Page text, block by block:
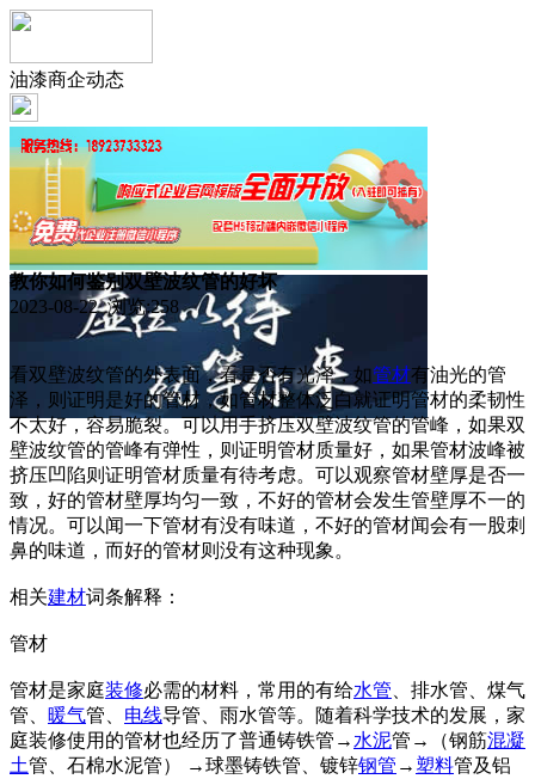
油漆商企动态
教你如何鉴别双壁波纹管的好坏
2023-08-22 浏览:258
看双壁波纹管的外表面，看是否有光泽，如管材有油光的管
泽，则证明是好的管材，如管材整体泛白就证明管材的柔韧性
不太好，容易脆裂。可以用手挤压双壁波纹管的管峰，如果双
壁波纹管的管峰有弹性，则证明管材质量好，如果管材波峰被
挤压凹陷则证明管材质量有待考虑。可以观察管材壁厚是否一
致，好的管材壁厚均匀一致，不好的管材会发生管壁厚不一的
情况。可以闻一下管材有没有味道，不好的管材闻会有一股刺
鼻的味道，而好的管材则没有这种现象。
相关建材词条解释：
管材
管材是家庭装修必需的材料，常用的有给水管 、排水管、煤气
管、 暖气管、 电线导管、雨水管等。随着科学技术的发展，家
庭装修使用的管材也经历了普通铸铁管→ 水泥管→（钢筋混凝
土管、石棉水泥管） →球墨铸铁管、镀锌钢管 → 塑料管及铝